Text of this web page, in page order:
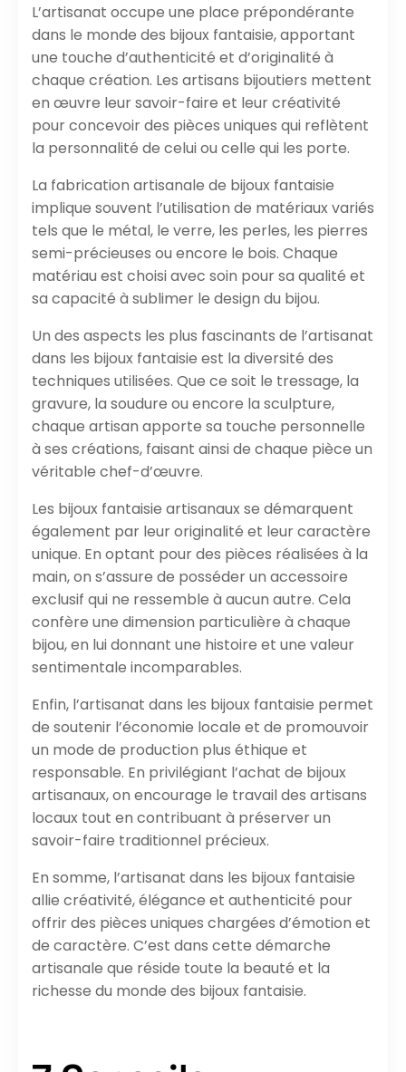
L’artisanat occupe une place prépondérante
dans le monde des bijoux fantaisie, apportant
une touche d’authenticité et d’originalité à
chaque création. Les artisans bijoutiers mettent
en œuvre leur savoir-faire et leur créativité
pour concevoir des pièces uniques qui reflètent
la personnalité de celui ou celle qui les porte.
La fabrication artisanale de bijoux fantaisie
implique souvent l’utilisation de matériaux variés
tels que le métal, le verre, les perles, les pierres
semi-précieuses ou encore le bois. Chaque
matériau est choisi avec soin pour sa qualité et
sa capacité à sublimer le design du bijou.
Un des aspects les plus fascinants de l’artisanat
dans les bijoux fantaisie est la diversité des
techniques utilisées. Que ce soit le tressage, la
gravure, la soudure ou encore la sculpture,
chaque artisan apporte sa touche personnelle
à ses créations, faisant ainsi de chaque pièce un
véritable chef-d’œuvre.
Les bijoux fantaisie artisanaux se démarquent
également par leur originalité et leur caractère
unique. En optant pour des pièces réalisées à la
main, on s’assure de posséder un accessoire
exclusif qui ne ressemble à aucun autre. Cela
confère une dimension particulière à chaque
bijou, en lui donnant une histoire et une valeur
sentimentale incomparables.
Enfin, l’artisanat dans les bijoux fantaisie permet
de soutenir l’économie locale et de promouvoir
un mode de production plus éthique et
responsable. En privilégiant l’achat de bijoux
artisanaux, on encourage le travail des artisans
locaux tout en contribuant à préserver un
savoir-faire traditionnel précieux.
En somme, l’artisanat dans les bijoux fantaisie
allie créativité, élégance et authenticité pour
offrir des pièces uniques chargées d’émotion et
de caractère. C’est dans cette démarche
artisanale que réside toute la beauté et la
richesse du monde des bijoux fantaisie.